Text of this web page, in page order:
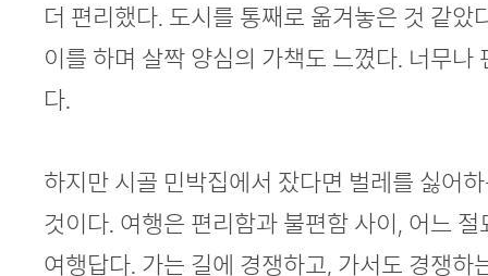
더 편리했다. 도시를 통째로 옮겨놓은 것 같았
이를 하며 살짝 양심의 가책도 느꼈다. 너무나
다.
하지만 시골 민박집에서 잤다면 벌레를 싫어
것이다. 여행은 편리함과 불편함 사이, 어느
여행답다. 가는 길에 경쟁하고, 가서도 경쟁하